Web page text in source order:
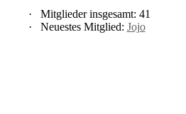
·
Mitglieder insgesamt: 41
·
Neuestes Mitglied: Jojo